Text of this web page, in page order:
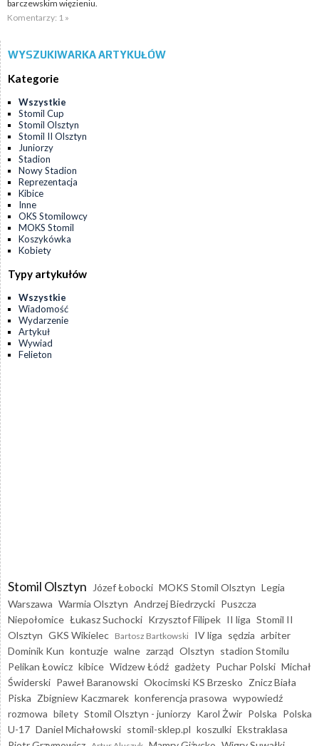
barczewskim więzieniu.
Komentarzy: 1 »
WYSZUKIWARKA ARTYKUŁÓW
Kategorie
Wszystkie
Stomil Cup
Stomil Olsztyn
Stomil II Olsztyn
Juniorzy
Stadion
Nowy Stadion
Reprezentacja
Kibice
Inne
OKS Stomilowcy
MOKS Stomil
Koszykówka
Kobiety
Typy artykułów
Wszystkie
Wiadomość
Wydarzenie
Artykuł
Wywiad
Felieton
Stomil Olsztyn Józef Łobocki MOKS Stomil Olsztyn Legia
Warszawa Warmia Olsztyn Andrzej Biedrzycki Puszcza
Niepołomice Łukasz Suchocki Krzysztof Filipek II liga Stomil II
Olsztyn GKS Wikielec Bartosz Bartkowski IV liga sędzia arbiter
Dominik Kun kontuzje walne zarząd Olsztyn stadion Stomilu
Pelikan Łowicz kibice Widzew Łódź gadżety Puchar Polski Michał
Świderski Paweł Baranowski Okocimski KS Brzesko Znicz Biała
Piska Zbigniew Kaczmarek konferencja prasowa wypowiedź
rozmowa bilety Stomil Olsztyn - juniorzy Karol Żwir Polska Polska
U-17 Daniel Michałowski stomil-sklep.pl koszulki Ekstraklasa